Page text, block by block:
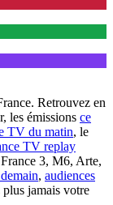
Retrouvez en
les émissions ce
TV du matin, le
TV replay
3, M6, Arte,
, audiences
jamais votre